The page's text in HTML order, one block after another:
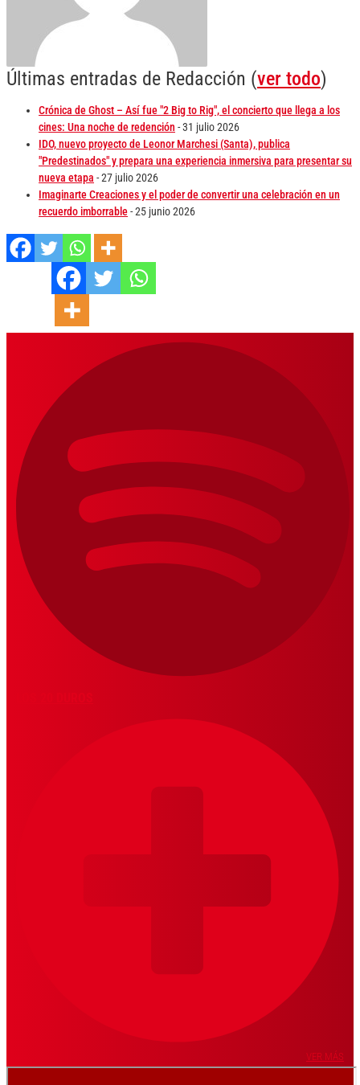
Últimas entradas de Redacción (ver todo)
Crónica de Ghost – Así fue "2 Big to Rig", el concierto que llega a los
cines: Una noche de redención - 31 julio 2026
IDO, nuevo proyecto de Leonor Marchesi (Santa), publica
"Predestinados" y prepara una experiencia inmersiva para presentar su
nueva etapa - 27 julio 2026
Imaginarte Creaciones y el poder de convertir una celebración en un
recuerdo imborrable- 25 junio 2026
VER MÁS